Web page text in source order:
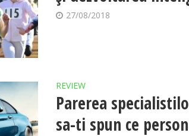
27/08/2018
REVIEW
Parerea
sa-ti spun ce